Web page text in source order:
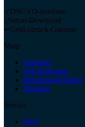
✓ DSGVO-konform
↓Sofort-Download
↩Geld-zurück-Garantie
Shop
Startseite
Alle Branchen
Bundesland-Pakete
Preisliste
Service
FAQ